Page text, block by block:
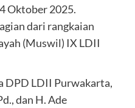
Oktober 2025.
dari rangkaian
(Muswil) IX LDII
DPD LDII Purwakarta,
dan H. Ade